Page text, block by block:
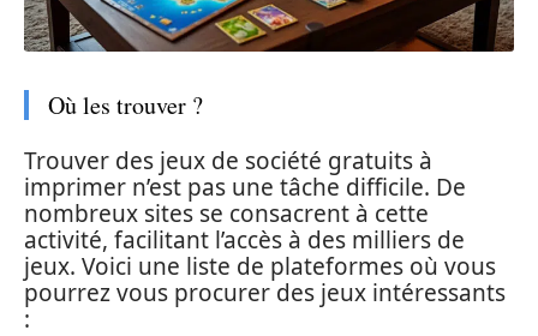
Où les trouver ?
Trouver des jeux de société gratuits à
imprimer n’est pas une tâche difficile. De
nombreux sites se consacrent à cette
activité, facilitant l’accès à des milliers de
jeux. Voici une liste de plateformes où vous
pourrez vous procurer des jeux intéressants
: